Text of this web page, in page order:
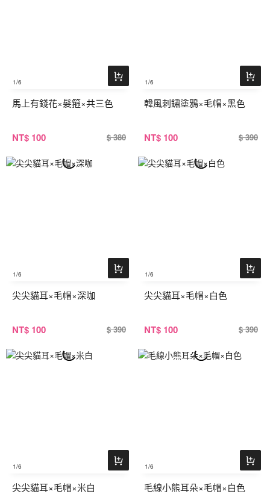
1/6
馬上有錢花×髮箍×共三色
NT$ 100 $ 380
1/6
韓風刺鏽塗鴉×毛帽×黑色
NT$ 100 $ 390
1/6
尖尖貓耳×毛帽×深咖
NT$ 100 $ 390
1/6
尖尖貓耳×毛帽×白色
NT$ 100 $ 390
1/6
尖尖貓耳×毛帽×米白
1/6
毛線小熊耳朵×毛帽×白色